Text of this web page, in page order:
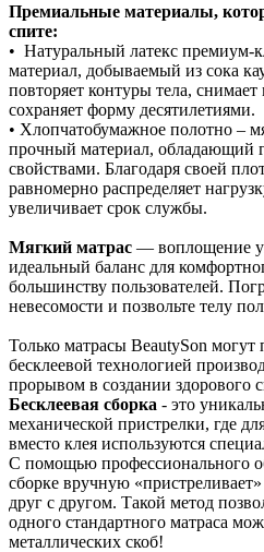
Премиальные материалы,
спите:
• Натуральный латекс
материал, добываемый из сока
повторяет контуры тела,
сохраняет форму десятилетиями.
• Хлопчатобумажное полотно –
прочный материал, обладающий
свойствами. Благодаря своей
равномерно распределяет
увеличивает срок службы.
Мягкий матрас — воплощение
идеальный баланс для
большинству пользователей.
невесомости и позвольте телу
Только матрасы BeautySon могут
бесклеевой технологией
прорывом в создании здорового
Бесклеевая сборка - это
механической пристрелки, где
вместо клея используются
С помощью профессионального
сборке вручную
друг с другом. Такой метод
одного стандартного матраса
металлических скоб!